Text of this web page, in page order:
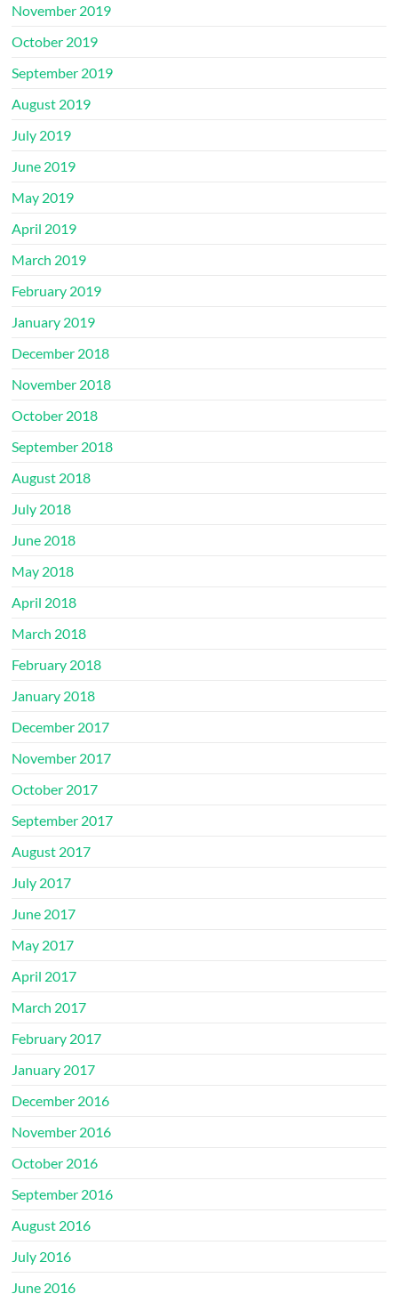
November 2019
October 2019
September 2019
August 2019
July 2019
June 2019
May 2019
April 2019
March 2019
February 2019
January 2019
December 2018
November 2018
October 2018
September 2018
August 2018
July 2018
June 2018
May 2018
April 2018
March 2018
February 2018
January 2018
December 2017
November 2017
October 2017
September 2017
August 2017
July 2017
June 2017
May 2017
April 2017
March 2017
February 2017
January 2017
December 2016
November 2016
October 2016
September 2016
August 2016
July 2016
June 2016